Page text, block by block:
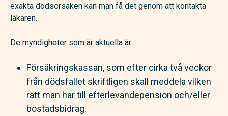
exakta dödsorsaken kan man få det genom att kontakta
läkaren.
De myndigheter som är aktuella är:
Försäkringskassan, som efter cirka två veckor
från dödsfallet skriftligen skall meddela vilken
rätt man har till efterlevande­pension och/eller
bostadsbidrag.